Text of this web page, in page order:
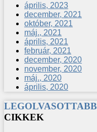
április, 2023
december, 2021
október, 2021
máj., 2021
április, 2021
február, 2021
december, 2020
november, 2020
máj., 2020
április, 2020
LEGOLVASOTTABB
CIKKEK